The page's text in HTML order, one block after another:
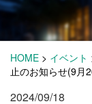
学 ぶ (健康福
泊まる(宿泊)
HOME > イベント
止のお知らせ(9月
2024/09/18